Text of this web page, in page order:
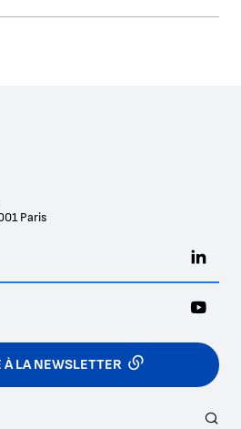
Paris
À LA NEWSLETTER